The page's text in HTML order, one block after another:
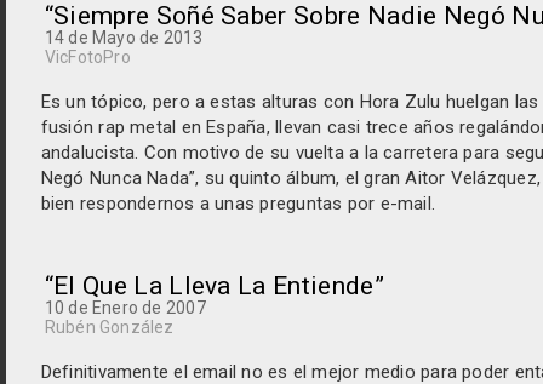
“Siempre Soñé Saber Sobre Nadie Negó
14 de Mayo de 2013
VicFotoPro
Es un tópico, pero a estas alturas con Hora Zulu huelgan
fusión rap metal en España, llevan casi trece años
andalucista. Con motivo de su vuelta a la carretera para
Negó Nunca Nada”, su quinto álbum, el gran Aitor
bien respondernos a unas preguntas por e-mail.
“El Que La Lleva La Entiende”
10 de Enero de 2007
Rubén González
Definitivamente el email no es el mejor medio para poder